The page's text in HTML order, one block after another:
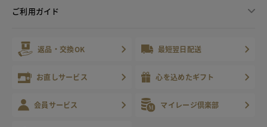
ご利用ガイド
返品・交換OK 最短翌日配送
お直しサービス 心を込めたギフト
会員サービス マイレージ倶楽部